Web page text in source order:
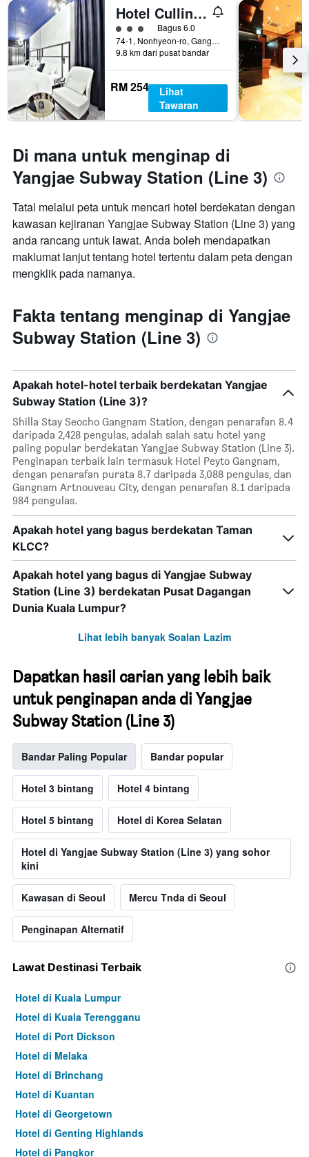
Hotel Cullinan
penarafan kelas 3
Bagus 6.0
74-1, Nonhyeon-ro, Gangnam-gu, Seoul, Korea Selatan
9.8 km dari pusat bandar
RM 254
Lihat
Tawaran
Di mana untuk menginap di
Yangjae Subway Station (Line 3)
Tatal melalui peta untuk mencari hotel berdekatan dengan
kawasan kejiranan Yangjae Subway Station (Line 3) yang
anda rancang untuk lawat. Anda boleh mendapatkan
maklumat lanjut tentang hotel tertentu dalam peta dengan
mengklik pada namanya.
Fakta tentang menginap di Yangjae
Subway Station (Line 3)
Apakah hotel-hotel terbaik berdekatan Yangjae
Subway Station (Line 3)?
Shilla Stay Seocho Gangnam Station, dengan penarafan 8.4
daripada 2,428 pengulas, adalah salah satu hotel yang
paling popular berdekatan Yangjae Subway Station (Line 3).
Penginapan terbaik lain termasuk Hotel Peyto Gangnam,
dengan penarafan purata 8.7 daripada 3,088 pengulas, dan
Gangnam Artnouveau City, dengan penarafan 8.1 daripada
984 pengulas.
Apakah hotel yang bagus berdekatan Taman
KLCC?
Apakah hotel yang bagus di Yangjae Subway
Station (Line 3) berdekatan Pusat Dagangan
Dunia Kuala Lumpur?
Lihat lebih banyak Soalan Lazim
Dapatkan hasil carian yang lebih baik
untuk penginapan anda di Yangjae
Subway Station (Line 3)
Bandar Paling Popular Bandar popular
Hotel 3 bintang Hotel 4 bintang
Hotel 5 bintang Hotel di Korea Selatan
Hotel di Yangjae Subway Station (Line 3) yang sohor
kini
Kawasan di Seoul Mercu Tnda di Seoul
Penginapan Alternatif
Lawat Destinasi Terbaik
Hotel di Kuala Lumpur
Hotel di Kuala Terengganu
Hotel di Port Dickson
Hotel di Melaka
Hotel di Brinchang
Hotel di Kuantan
Hotel di Georgetown
Hotel di Genting Highlands
Hotel di Pangkor